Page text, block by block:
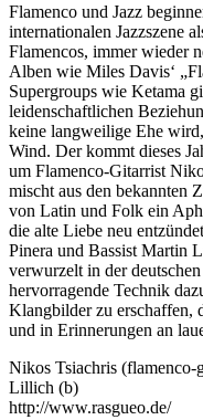
Flamenco und Jazz
internationalen Jazzszene
Flamencos, immer wieder
Alben wie Miles Davis‘
Supergroups wie Ketama
leidenschaftlichen
keine langweilige Ehe
Wind. Der kommt dieses
um Flamenco-Gitarrist
mischt aus den bekannten
von Latin und Folk ein
die alte Liebe neu
Pinera und Bassist Martin
verwurzelt in der
hervorragende Technik
Klangbilder zu erschaffen,
und in Erinnerungen an
Nikos Tsiachris
Lillich (b)
http://www.rasgueo.de/